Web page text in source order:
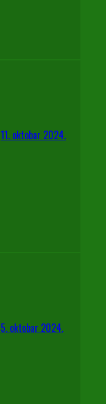
11. oktobar 2024.
5. oktobar 2024.